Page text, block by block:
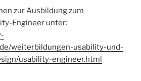
zur Ausbildung zum
Engineer unter:
weiterbildungen-usability-und-
usability-engineer.html